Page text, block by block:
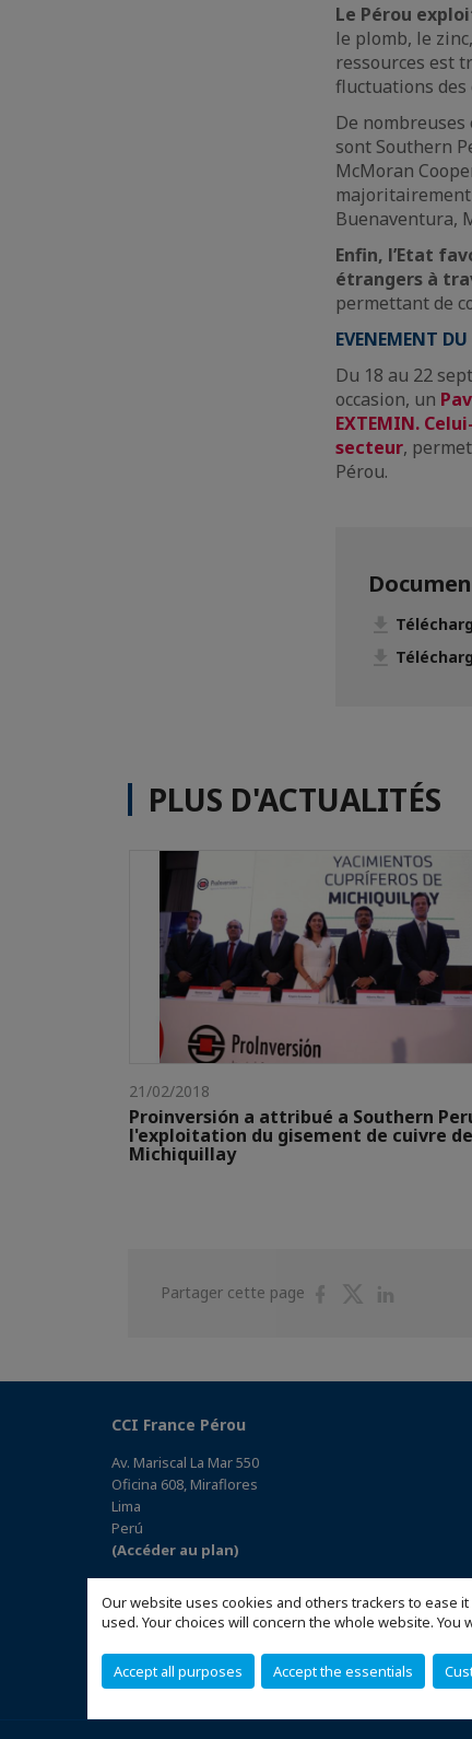
Our website uses cookies and others trackers to ease
used. Your choices will concern the whole website.
Accept all purposes Accept the essentials
Le Pérou
le plomb, le
ressources est
fluctuations
De
sont Southern
McMoran
Buenaventura,
Enfin, l’Etat
étrangers à
permettant de
EVENEMENT DU
Du 18 au 22
occasion, un
EXTEMIN.
secteur,
Pérou.
PLUS D'ACTUALITÉS
21/02/2018
Proinversión a attribué a Southern
l'exploitation du gisement de cuivre de
Michiquillay
Partager cette page
PartagerPartager
CCI France Pérou
Av. Mariscal La Mar 550
Oficina 608, Miraflores
Lima
Perú
(Accéder au plan)